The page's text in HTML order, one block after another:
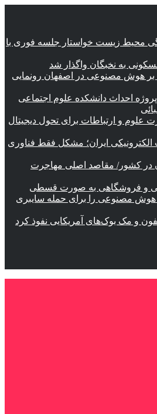
محیط زیست خواستار جلسه فوری با
بر هوش مصنوعی در اصفهان رونمایی
پروژه احداث دانشکده علوم اجتماعی
علوم و ارتباطات برای تحول دیجیتال
ایران؛ مشکل فقط فناوری
در کشور/ مقاصد اصلی مهاجرت
و فروشگاهی به صورت قسطی
مصنوعی را برای حمله سایبری
و مک بوک‌های آمریکایی نفوذ کرد